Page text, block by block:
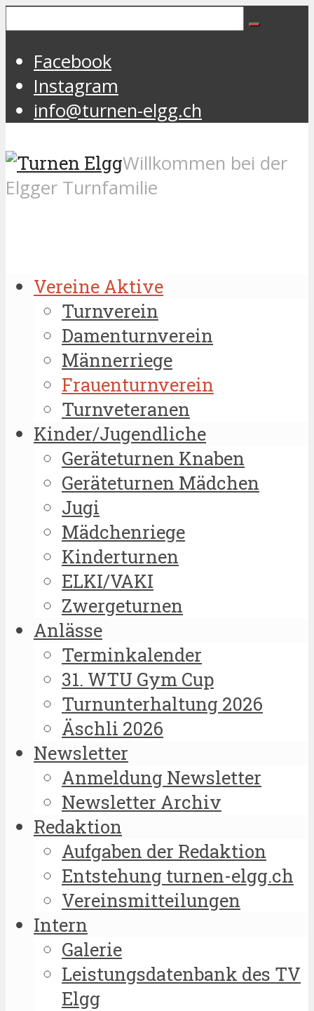
Facebook
Instagram
info@turnen-elgg.ch
Willkommen bei der
Elgger Turnfamilie
Vereine Aktive
Turnverein
Damenturnverein
Männerriege
Frauenturnverein
Turnveteranen
Kinder/Jugendliche
Geräteturnen Knaben
Geräteturnen Mädchen
Jugi
Mädchenriege
Kinderturnen
ELKI/VAKI
Zwergeturnen
Anlässe
Terminkalender
31. WTU Gym Cup
Turnunterhaltung 2026
Äschli 2026
Newsletter
Anmeldung Newsletter
Newsletter Archiv
Redaktion
Aufgaben der Redaktion
Entstehung turnen-elgg.ch
Vereinsmitteilungen
Intern
Galerie
Leistungsdatenbank des TV
Elgg